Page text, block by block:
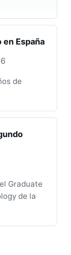
España
de
Graduate
de la